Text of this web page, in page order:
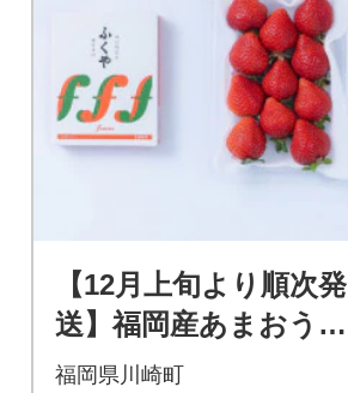
【12月上旬より順次発
送】福岡産あまおう&
ふくや味の明太子100
福岡県川崎町